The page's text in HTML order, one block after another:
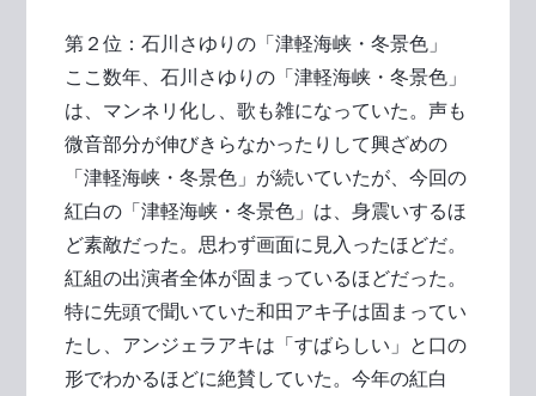
第２位：石川さゆりの「津軽海峡・冬景色」
ここ数年、石川さゆりの「津軽海峡・冬景色」
は、マンネリ化し、歌も雑になっていた。声も
微音部分が伸びきらなかったりして興ざめの
「津軽海峡・冬景色」が続いていたが、今回の
紅白の「津軽海峡・冬景色」は、身震いするほ
ど素敵だった。思わず画面に見入ったほどだ。
紅組の出演者全体が固まっているほどだった。
特に先頭で聞いていた和田アキ子は固まってい
たし、アンジェラアキは「すばらしい」と口の
形でわかるほどに絶賛していた。今年の紅白